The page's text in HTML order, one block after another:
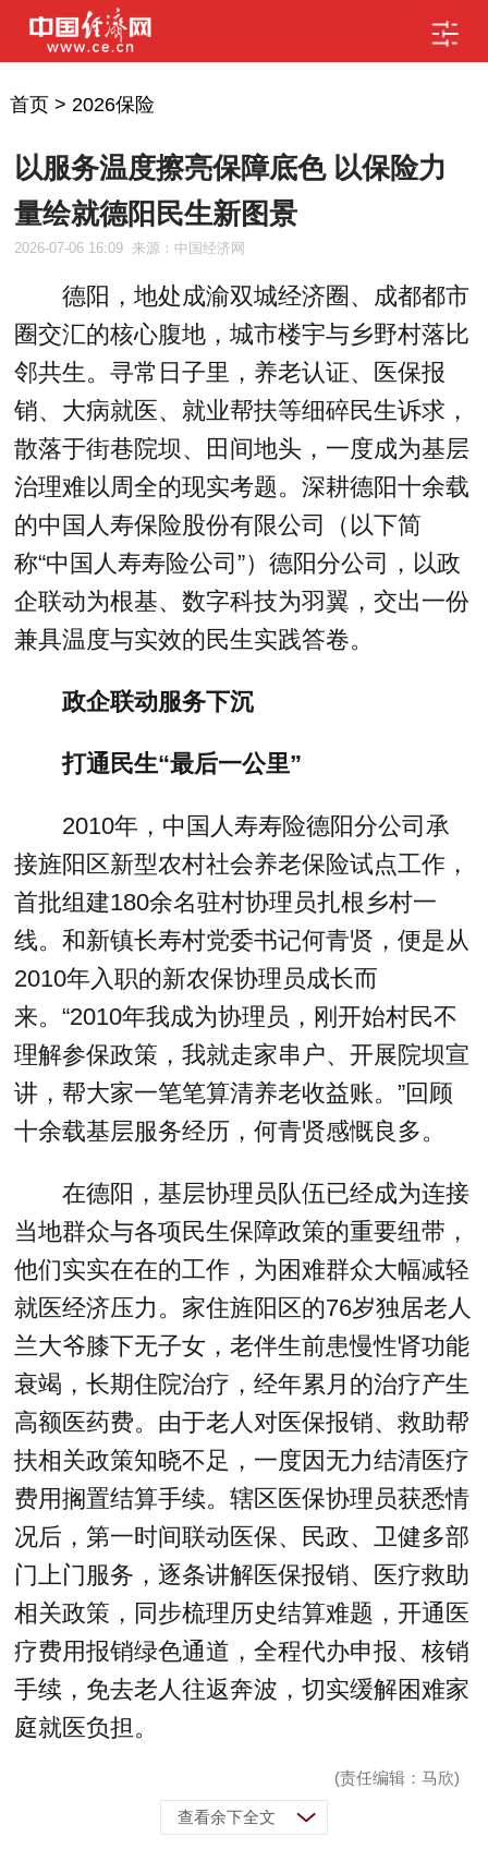
首页> 2026保险
以服务温度擦亮保障底色 以保险力
量绘就德阳民生新图景
2026-07-06 16:09 来源：中国经济网
德阳，地处成渝双城经济圈、成都都市
圈交汇的核心腹地，城市楼宇与乡野村落比
邻共生。寻常日子里，养老认证、医保报
销、大病就医、就业帮扶等细碎民生诉求，
散落于街巷院坝、田间地头，一度成为基层
治理难以周全的现实考题。深耕德阳十余载
的中国人寿保险股份有限公司（以下简
称“中国人寿寿险公司”）德阳分公司，以政
企联动为根基、数字科技为羽翼，交出一份
兼具温度与实效的民生实践答卷。
政企联动服务下沉
打通民生“最后一公里”
2010年，中国人寿寿险德阳分公司承
接旌阳区新型农村社会养老保险试点工作，
首批组建180余名驻村协理员扎根乡村一
线。和新镇长寿村党委书记何青贤，便是从
2010年入职的新农保协理员成长而
来。“2010年我成为协理员，刚开始村民不
理解参保政策，我就走家串户、开展院坝宣
讲，帮大家一笔笔算清养老收益账。”回顾
十余载基层服务经历，何青贤感慨良多。
在德阳，基层协理员队伍已经成为连接
当地群众与各项民生保障政策的重要纽带，
他们实实在在的工作，为困难群众大幅减轻
就医经济压力。家住旌阳区的76岁独居老人
兰大爷膝下无子女，老伴生前患慢性肾功能
衰竭，长期住院治疗，经年累月的治疗产生
高额医药费。由于老人对医保报销、救助帮
扶相关政策知晓不足，一度因无力结清医疗
费用搁置结算手续。辖区医保协理员获悉情
况后，第一时间联动医保、民政、卫健多部
门上门服务，逐条讲解医保报销、医疗救助
相关政策，同步梳理历史结算难题，开通医
疗费用报销绿色通道，全程代办申报、核销
手续，免去老人往返奔波，切实缓解困难家
庭就医负担。
(责任编辑：马欣)
查看余下全文